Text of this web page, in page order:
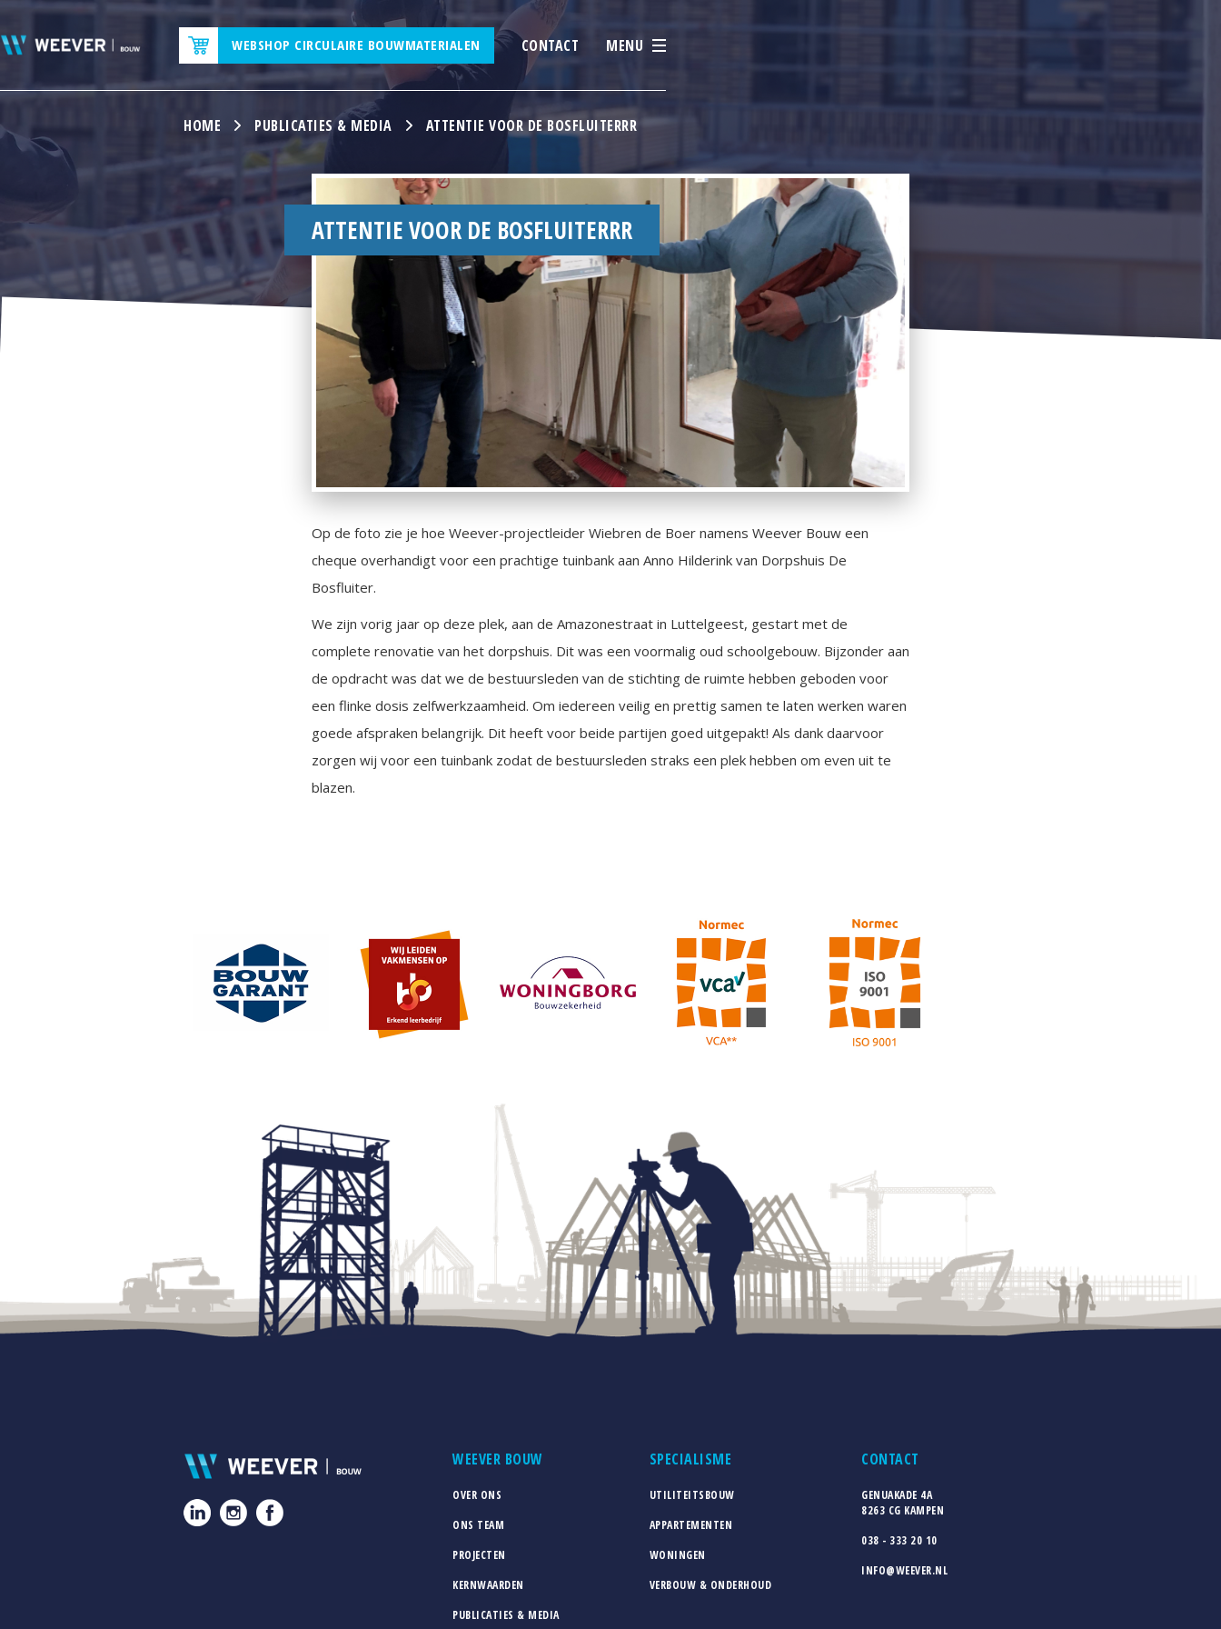
WEBSHOP CIRCULAIRE BOUWMATERIALEN CONTACT MENU
HOME PUBLICATIES & MEDIA ATTENTIE VOOR DE BOSFLUITERRR
ATTENTIE VOOR DE BOSFLUITERRR
Op de foto zie je hoe Weever-projectleider Wiebren de Boer namens Weever Bouw een
cheque overhandigt voor een prachtige tuinbank aan Anno Hilderink van Dorpshuis De
Bosfluiter.
We zijn vorig jaar op deze plek, aan de Amazonestraat in Luttelgeest, gestart met de
complete renovatie van het dorpshuis. Dit was een voormalig oud schoolgebouw. Bijzonder aan
de opdracht was dat we de bestuursleden van de stichting de ruimte hebben geboden voor
een flinke dosis zelfwerkzaamheid. Om iedereen veilig en prettig samen te laten werken waren
goede afspraken belangrijk. Dit heeft voor beide partijen goed uitgepakt! Als dank daarvoor
zorgen wij voor een tuinbank zodat de bestuursleden straks een plek hebben om even uit te
blazen.
WEEVER BOUW
OVER ONS
ONS TEAM
PROJECTEN
KERNWAARDEN
PUBLICATIES & MEDIA
SPECIALISME
UTILITEITSBOUW
APPARTEMENTEN
WONINGEN
VERBOUW & ONDERHOUD
CONTACT
GENUAKADE 4A
8263 CG KAMPEN
038 - 333 20 10
INFO@WEEVER.NL